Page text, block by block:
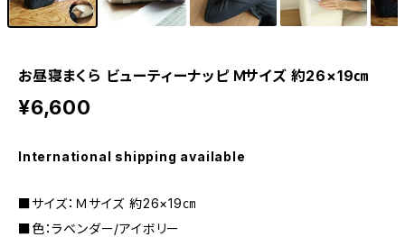
お昼寝まくら ビューティーナッピ Ｍサイズ 約26×19㎝
¥6,600
International shipping available
■サイズ：Ｍサイズ 約26×19㎝
■色：ラベンダー/アイボリー